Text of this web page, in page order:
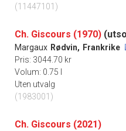
(11447101)
Ch. Giscours (1970)
Margaux Rødvin, Frankrike
Pris: 3044.70 kr
Volum: 0.75 l
Uten utvalg
(1983001)
Ch. Giscours (2021)